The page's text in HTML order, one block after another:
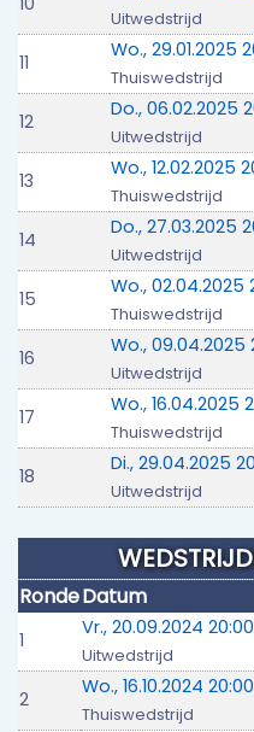
Uitwedstrijd
11
Wo., 29.01.2025
Thuiswedstrijd
12
Do., 06.02.2025
Uitwedstrijd
13
Wo., 12.02.2025
Thuiswedstrijd
14
Do., 27.03.2025
Uitwedstrijd
15
Wo., 02.04.2025
Thuiswedstrijd
16
Wo., 09.04.2025
Uitwedstrijd
17
Wo., 16.04.2025
Thuiswedstrijd
18
Di., 29.04.2025
Uitwedstrijd
RondeDatum
1
Vr., 20.09.2024 20:00
Uitwedstrijd
2
Wo., 16.10.2024 20:00
Thuiswedstrijd